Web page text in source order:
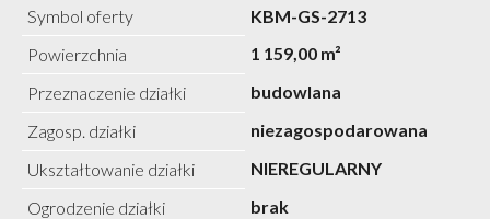
Symbol oferty
KBM-GS-2713
Powierzchnia
1 159,00 m²
Przeznaczenie działki
budowlana
Zagosp. działki
niezagospodarowana
Ukształtowanie działki
NIEREGULARNY
Ogrodzenie działki
brak